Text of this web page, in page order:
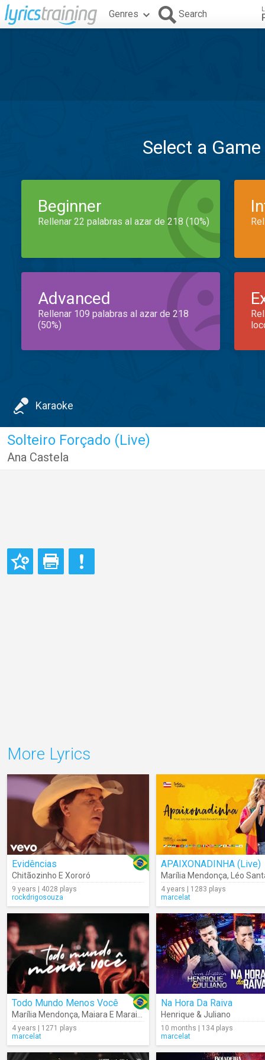
Genres Search
Select a
Beginner
Rellenar 22 palabras al azar de 218 (10%)
Advanced
Rellenar 109 palabras al azar de 218
(50%)
Karaoke
Solteiro Forçado (Live)
Ana Castela
More Lyrics
Evidências
Chitãozinho E Xororó
9 years | 4028 plays
rockdrigosouza
APAIXONADINHA (Live)
Marília Mendonça, Léo
4 years | 1283 plays
marcelat
Todo Mundo Menos Você
Marília Mendonça, Maiara E Maraisa
4 years | 1271 plays
marcelat
Na Hora Da Raiva
Henrique & Juliano
10 months | 134 plays
marcelat